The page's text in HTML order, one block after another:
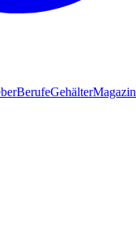
BerufeGehälterMagazin